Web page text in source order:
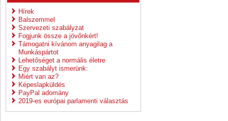
Hírek
Balszemmel
Szervezeti szabályzat
Fogjunk össze a jövőnkért!
Támogatni kívánom anyagilag a
Munkáspártot
Lehetőséget a normális életre
Egy szabályt ismerünk:
Miért van az?
Képeslapküldés
PayPal adomány
2019-es európai parlamenti választás